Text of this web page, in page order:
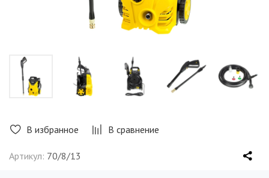
В избранное В сравнение
Артикул: 70/8/13